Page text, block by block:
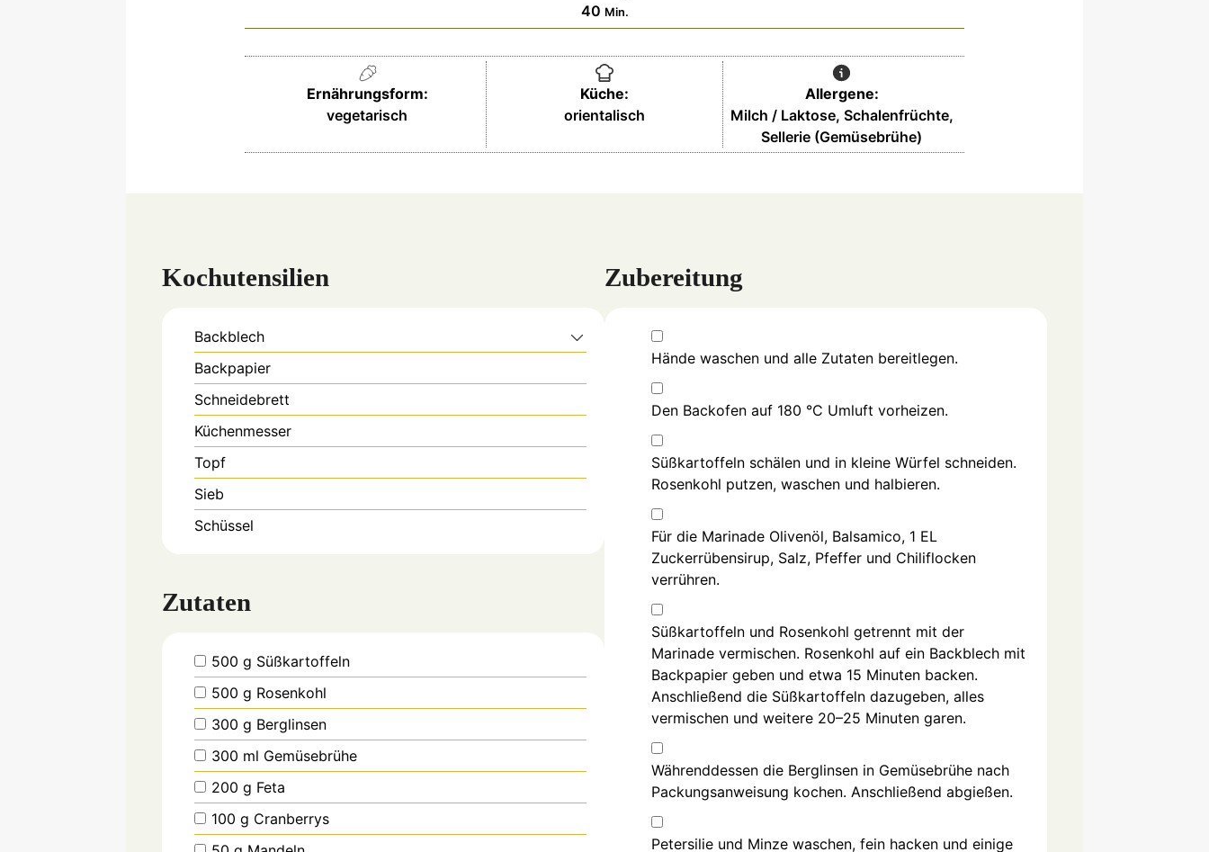
40Minuten
Min.
Ernährungsform:
vegetarisch
Küche:
orientalisch
Allergene:
Milch / Laktose, Schalenfrüchte,
Sellerie (Gemüsebrühe)
Kochutensilien
Backblech
Backpapier
Schneidebrett
Küchenmesser
Topf
Sieb
Schüssel
Zutaten
▢
500 g Süßkartoffeln
▢
500 g Rosenkohl
▢
300 g Berglinsen
▢
300 ml Gemüsebrühe
▢
200 g Feta
▢
100 g Cranberrys
Zubereitung
Hände waschen und alle Zutaten bereitlegen.
Den Backofen auf 180 °C Umluft vorheizen.
Süßkartoffeln schälen und in kleine Würfel schneiden.
Rosenkohl putzen, waschen und halbieren.
Für die Marinade Olivenöl, Balsamico, 1 EL
Zuckerrübensirup, Salz, Pfeffer und Chiliflocken
verrühren.
Süßkartoffeln und Rosenkohl getrennt mit der
Marinade vermischen. Rosenkohl auf ein Backblech mit
Backpapier geben und etwa 15 Minuten backen.
Anschließend die Süßkartoffeln dazugeben, alles
vermischen und weitere 20–25 Minuten garen.
Währenddessen die Berglinsen in Gemüsebrühe nach
Packungsanweisung kochen. Anschließend abgießen.
Petersilie und Minze waschen, fein hacken und einige